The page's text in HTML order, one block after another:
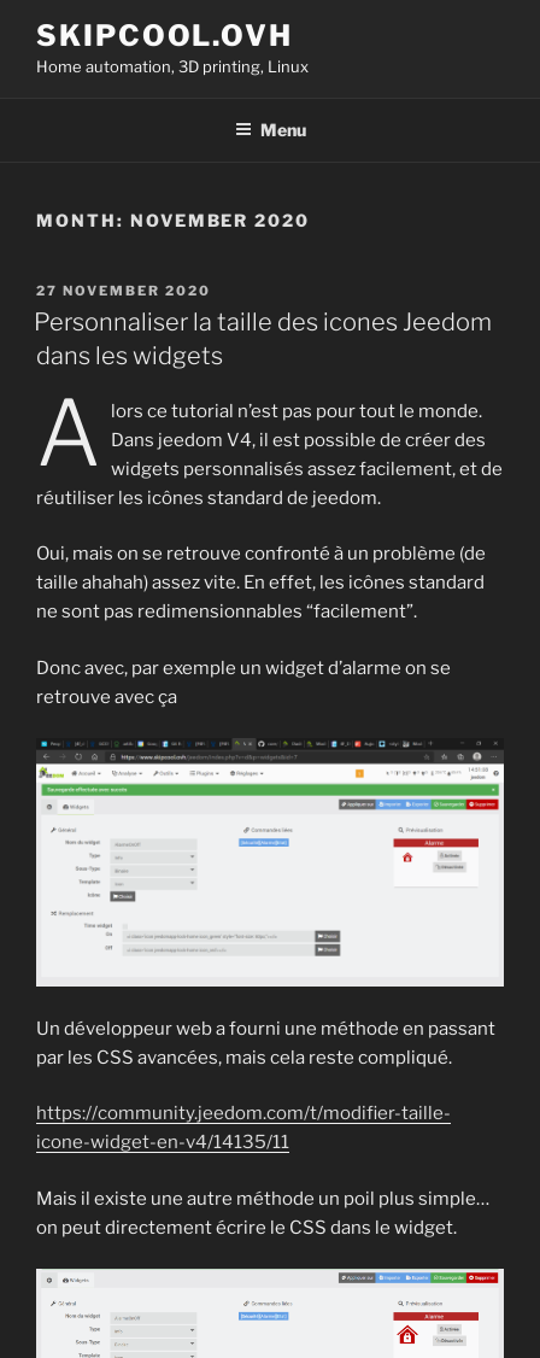
content
SKIPCOOL.OVH
Home automation, 3D printing, Linux
Menu
MONTH: NOVEMBER 2020
POSTED
ON
27 NOVEMBER 2020
Personnaliser la taille des icones Jeedom
dans les widgets
A
lors ce tutorial n’est pas pour tout le monde.
Dans jeedom V4, il est possible de créer des
widgets personnalisés assez facilement, et de
réutiliser les icônes standard de jeedom.
Oui, mais on se retrouve confronté à un problème (de
taille ahahah) assez vite. En effet, les icônes standard
ne sont pas redimensionnables “facilement”.
Donc avec, par exemple un widget d’alarme on se
retrouve avec ça
Un développeur web a fourni une méthode en passant
par les CSS avancées, mais cela reste compliqué.
https://community.jeedom.com/t/modifier-taille-
icone-widget-en-v4/14135/11
Mais il existe une autre méthode un poil plus simple…
on peut directement écrire le CSS dans le widget.